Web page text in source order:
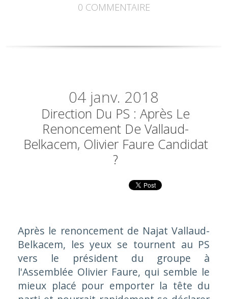
0 COMMENTAIRE
04 janv. 2018
Direction Du PS : Après Le
Renoncement De Vallaud-
Belkacem, Olivier Faure Candidat
?
Après le renoncement de Najat Vallaud-
Belkacem, les yeux se tournent au PS
vers le président du groupe à
l'Assemblée Olivier Faure, qui semble le
mieux placé pour emporter la tête du